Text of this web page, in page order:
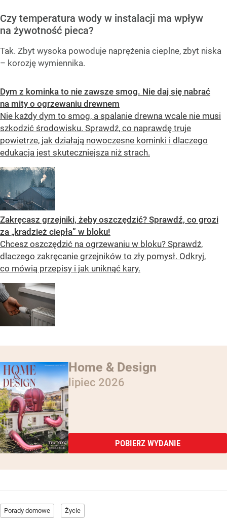
Czy temperatura wody w instalacji ma wpływ
na żywotność pieca?
Tak. Zbyt wysoka powoduje naprężenia cieplne, zbyt niska
– korozję wymiennika.
Dym z kominka to nie zawsze smog. Nie daj się nabrać
na mity o ogrzewaniu drewnem
Nie każdy dym to smog, a spalanie drewna wcale nie musi
szkodzić środowisku. Sprawdź, co naprawdę truje
powietrze, jak działają nowoczesne kominki i dlaczego
edukacja jest skuteczniejsza niż strach.
Zakręcasz grzejniki, żeby oszczędzić? Sprawdź, co grozi
za „kradzież ciepła” w bloku!
Chcesz oszczędzić na ogrzewaniu w bloku? Sprawdź,
dlaczego zakręcanie grzejników to zły pomysł. Odkryj,
co mówią przepisy i jak uniknąć kary.
Home & Design
lipiec 2026
POBIERZ WYDANIE
Porady domowe Życie